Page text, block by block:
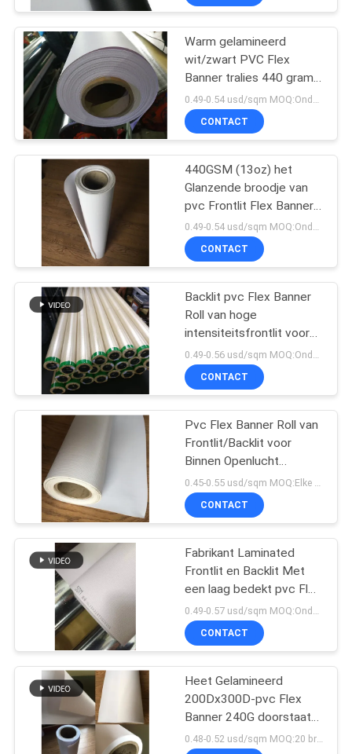
CONTACT
MET
ONS
OP
VRAAG
EEN
OFFERTE
SITEMAP
PRIVACY
POLICY
Warm gelamineerd
wit/zwart PVC Flex
Banner tralies 440 gram
(13 oz)
CONTACT
440GSM (13oz) het
Glanzende broodje van
pvc Frontlit Flex Banner
van /Matte koude/hete
Gelamineerde voor
oplosmiddel/ecosolvent/UV-
0.49-0.54 usd/sqm MOQ:Onder 2m breedte, elke grootte 40 rolt broodjes, meer dan 2m breedte, elke grootte 20
CONTACT
Backlit pvc Flex Banner
Roll van hoge
intensiteitsfrontlit voor
Binnen Openlucht
Reclamedruk 13oz Lona
0.49-0.56 usd/sqm MOQ:Onder 2m breedte, elke grootte 40 rolt broodjes, meer dan 2m breedte, elke grootte 20
CONTACT
Pvc Flex Banner Roll van
Frontlit/Backlit voor
Binnen Openlucht
Reclamedruk 13oz Lona
CONTACT
Fabrikant Laminated
Frontlit en Backlit Met
een laag bedekt pvc Flex
Banner 440g 130z voor
openluchtdruk
CONTACT
Heet Gelamineerd
200Dx300D-pvc Flex
Banner 240G doorstaat
Bestand